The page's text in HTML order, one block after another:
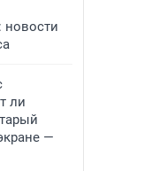
новости
ли
—